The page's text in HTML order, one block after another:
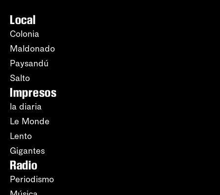
Local
Colonia
Maldonado
Paysandú
Salto
Impresos
la diaria
Le Monde
Lento
Gigantes
Radio
Periodismo